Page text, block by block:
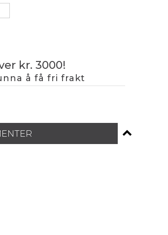
kr. 3000!
å få fri frakt